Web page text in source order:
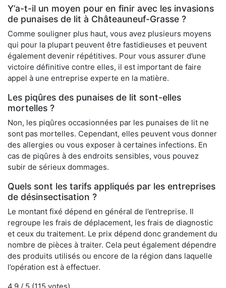
Y’a-t-il un moyen pour en finir avec les invasions
de punaises de lit à Châteauneuf-Grasse ?
Comme souligner plus haut, vous avez plusieurs moyens
qui pour la plupart peuvent être fastidieuses et peuvent
également devenir répétitives. Pour vous assurer d’une
victoire définitive contre elles, il est important de faire
appel à une entreprise experte en la matière.
Les piqûres des punaises de lit sont-elles
mortelles ?
Non, les piqûres occasionnées par les punaises de lit ne
sont pas mortelles. Cependant, elles peuvent vous donner
des allergies ou vous exposer à certaines infections. En
cas de piqûres à des endroits sensibles, vous pouvez
subir de sérieux dommages.
Quels sont les tarifs appliqués par les entreprises
de désinsectisation ?
Le montant fixé dépend en général de l’entreprise. Il
regroupe les frais de déplacement, les frais de diagnostic
et ceux du traitement. Le prix dépend donc grandement du
nombre de pièces à traiter. Cela peut également dépendre
des produits utilisés ou encore de la région dans laquelle
l’opération est à effectuer.